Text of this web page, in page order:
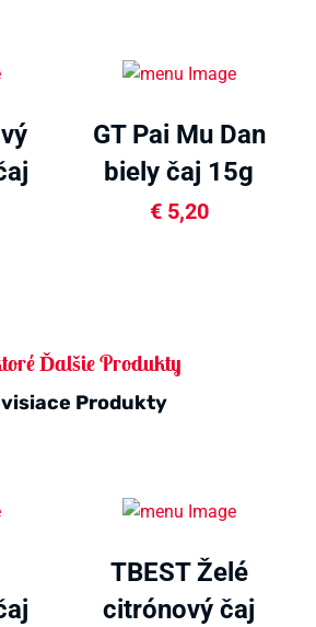
GT Pai Mu Dan
biely čaj 15g
€5,20
Ďalšie Produkty
Produkty
TBEST Želé
citrónový čaj